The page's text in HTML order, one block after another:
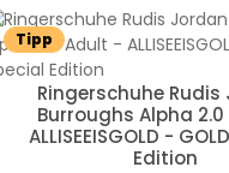
Tipp
Ringerschuhe
Burroughs Alpha
ALLISEEISGOLD -
Edition